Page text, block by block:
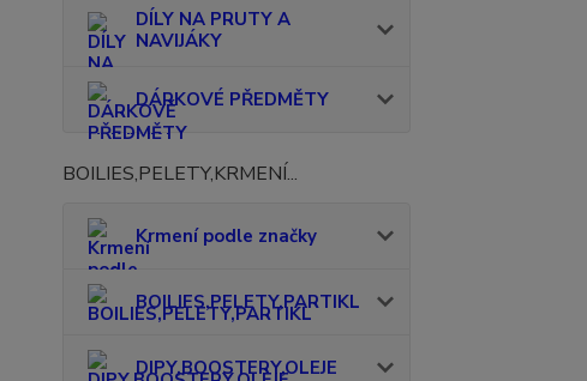
DÍLY NA PRUTY A
NAVIJÁKY
DÁRKOVÉ PŘEDMĚTY
BOILIES,PELETY,KRMENÍ...
Krmení podle značky
BOILIES,PELETY,PARTIKL
DIPY,BOOSTERY,OLEJE